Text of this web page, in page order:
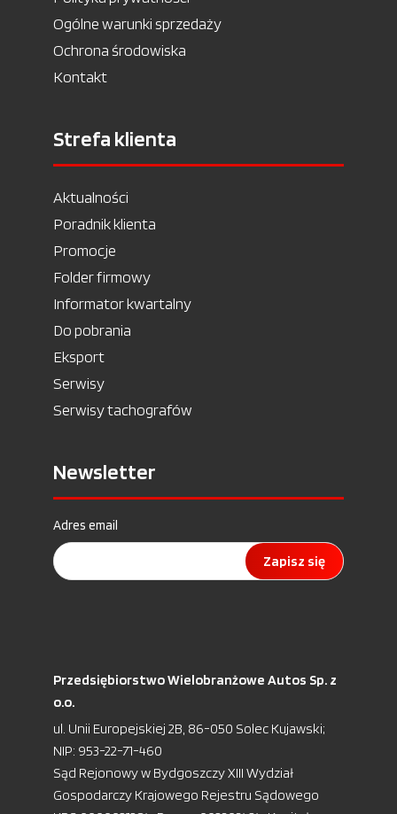
Ogólne warunki sprzedaży
Ochrona środowiska
Kontakt
Strefa klienta
Aktualności
Poradnik klienta
Promocje
Folder firmowy
Informator kwartalny
Do pobrania
Eksport
Serwisy
Serwisy tachografów
Newsletter
Adres email
Zapisz się
Przedsiębiorstwo Wielobranżowe Autos Sp. z
o.o.
ul. Unii Europejskiej 2B, 86-050 Solec Kujawski;
NIP: 953-22-71-460
Sąd Rejonowy w Bydgoszczy XIII Wydział
Gospodarczy Krajowego Rejestru Sądowego